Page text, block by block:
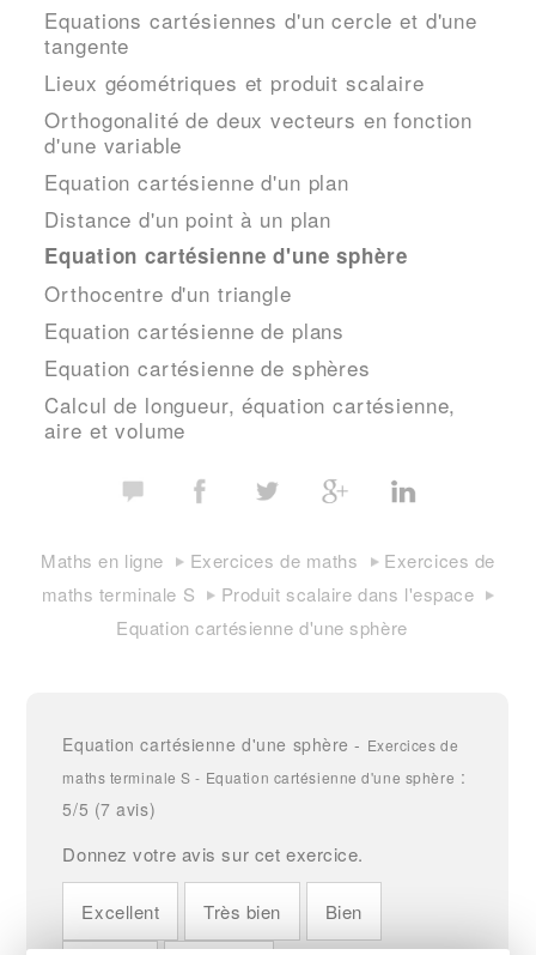
Equations cartésiennes d'un cercle et d'une
tangente
Lieux géométriques et produit scalaire
Orthogonalité de deux vecteurs en fonction
d'une variable
Equation cartésienne d'un plan
Distance d'un point à un plan
Equation cartésienne d'une sphère
Orthocentre d'un triangle
Equation cartésienne de plans
Equation cartésienne de sphères
Calcul de longueur, équation cartésienne,
aire et volume
Maths en ligne Exercices de maths
Exercices de
maths terminale S
Produit scalaire dans l'espace
Equation cartésienne d'une sphère
Equation cartésienne d'une sphère - Exercices de
maths terminale S - Equation cartésienne d'une sphère :
5/5 (7 avis)
Donnez votre avis sur cet exercice.
Excellent Très bien Bien